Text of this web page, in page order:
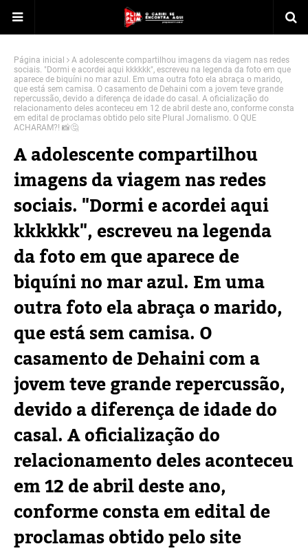
Página inicial
A adolescente compartilhou imagens da viagem nas redes
sociais. "Dormi e acordei aqui kkkkkk", escreveu na legenda da foto em que
aparece de biquíni no mar azul. Em uma outra foto ela abraça o marido,
que está sem camisa. O casamento de Dehaini com a jovem teve grande
repercussão, devido a diferença de idade do casal. A oficialização do
relacionamento deles aconteceu em 12 de abril deste ano, conforme consta
em edital de proclamas obtido pelo site Plural Jornalismo. O QUE
ACHARAM?! 📸🤔
A adolescente compartilhou
imagens da viagem nas redes
sociais. "Dormi e acordei aqui
kkkkkk", escreveu na legenda
da foto em que aparece de
biquíni no mar azul. Em uma
outra foto ela abraça o marido,
que está sem camisa. O
casamento de Dehaini com a
jovem teve grande repercussão,
devido a diferença de idade do
casal. A oficialização do
relacionamento deles aconteceu
em 12 de abril deste ano,
conforme consta em edital de
proclamas obtido pelo site